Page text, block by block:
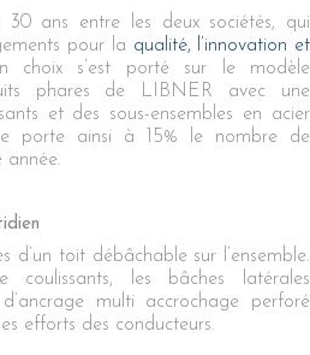
ans entre les deux sociétés, qui
pour la qualité, l’innovation et
choix s’est porté sur le modèle
phares de LIBNER avec une
et des sous-ensembles en acier
porte ainsi à 15% le nombre de
année.
d’un toit débâchable sur l’ensemble.
les bâches latérales
multi accrochage perforé
efforts des conducteurs.